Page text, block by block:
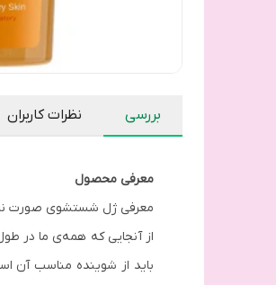
بررسی نظرات کاربران
معرفی محصول
معرفی ژل شستشوی صورت نرمال تا
از آنجایی که همه‌ی ما در
باید از شوینده مناسب آن